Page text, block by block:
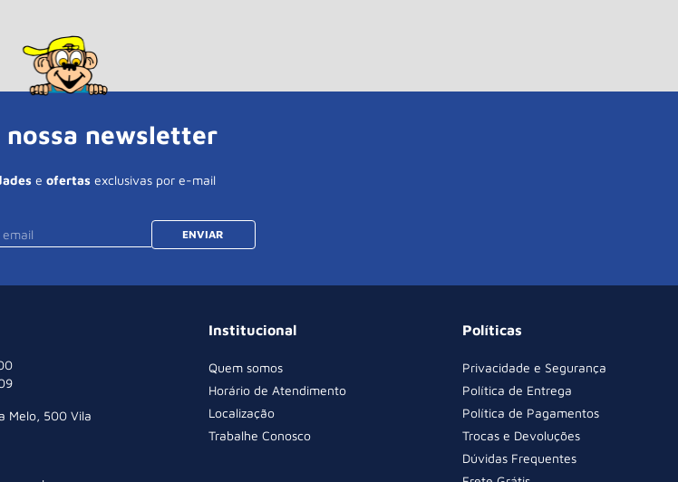
nossa newsletter
e ofertas exclusivas por e-mail
ENVIAR
Melo, 500 Vila
Institucional
Quem somos
Horário de Atendimento
Localização
Trabalhe Conosco
Políticas
Privacidade e Segurança
Política de Entrega
Política de Pagamentos
Trocas e Devoluções
Dúvidas Frequentes